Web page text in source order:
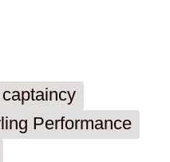
Performance